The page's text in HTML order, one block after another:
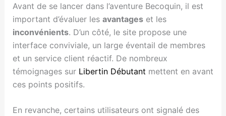
Avant de se lancer dans l’aventure Becoquin, il est
important d’évaluer les avantageset les
inconvénients. D’un côté, le site propose une
interface conviviale, un large éventail de membres
et un service client réactif. De nombreux
témoignages sur Libertin Débutant mettent en avant
ces points positifs.
En revanche, certains utilisateurs ont signalé des